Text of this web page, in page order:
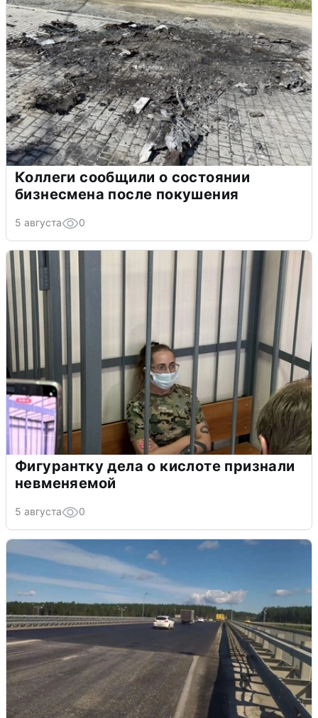
Коллеги сообщили о состоянии
бизнесмена после покушения
5 августа 0
Фигурантку дела о кислоте признали
невменяемой
5 августа 0